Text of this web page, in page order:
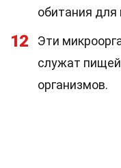
обитания для
12
Эти
служат
организмов.